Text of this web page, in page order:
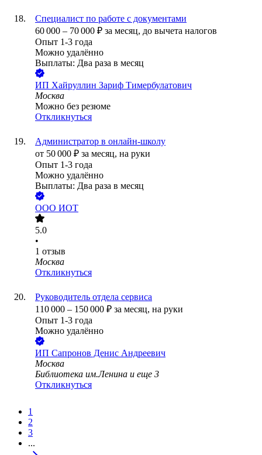
Специалист по работе с документами
60 000 – 70 000 ₽ за месяц, до вычета налогов
Опыт 1-3 года
Можно удалённо
Выплаты: Два раза в месяц
ИП Хайруллин Зариф Тимербулатович
Москва
Можно без резюме
Откликнуться
Администратор в онлайн-школу
от 50 000 ₽ за месяц, на руки
Опыт 1-3 года
Можно удалённо
Выплаты: Два раза в месяц
ООО ИОТ
5.0
•
1 отзыв
Москва
Откликнуться
Руководитель отдела сервиса
110 000 – 150 000 ₽ за месяц, на руки
Опыт 1-3 года
Можно удалённо
ИП Сапронов Денис Андреевич
Москва
Библиотека им.Ленина и еще 3
Откликнуться
1
2
3
...